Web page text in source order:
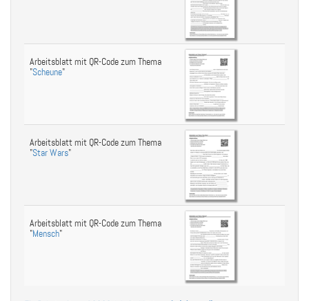
Arbeitsblatt mit QR-Code zum Thema
"Scheune"
Arbeitsblatt mit QR-Code zum Thema
"Star Wars"
Arbeitsblatt mit QR-Code zum Thema
"Mensch"